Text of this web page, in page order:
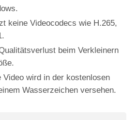
keine Videocodecs wie H.265,
beim Verkleinern
Video wird in der kostenlosen
Wasserzeichen versehen.